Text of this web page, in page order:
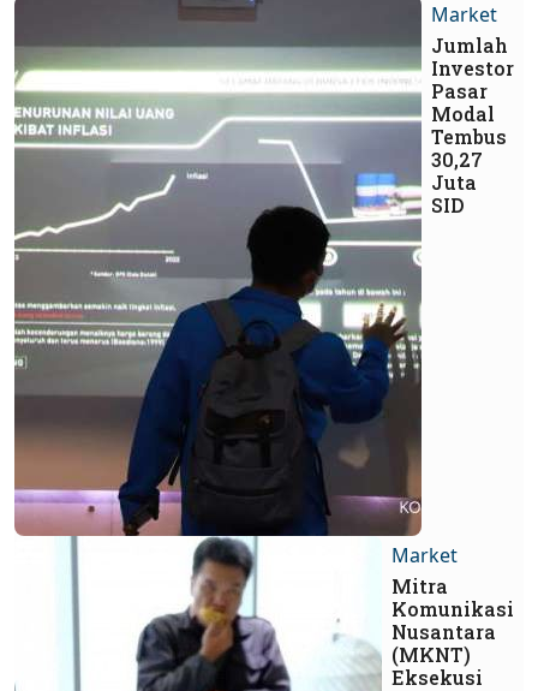
Market
Jumlah
Investor
Pasar
Modal
Tembus
30,27
Juta
SID
Market
Mitra
Komunikasi
Nusantara
(MKNT)
Eksekusi